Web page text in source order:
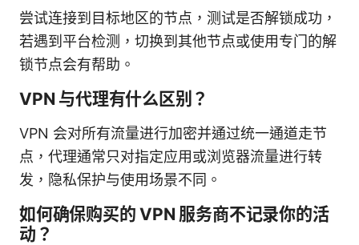
尝试连接到目标地区的节点，测试是否解锁成功，
若遇到平台检测，切换到其他节点或使用专门的解
锁节点会有帮助。
VPN 与代理有什么区别？
VPN 会对所有流量进行加密并通过统一通道走节
点，代理通常只对指定应用或浏览器流量进行转
发，隐私保护与使用场景不同。
如何确保购买的 VPN 服务商不记录你的活
动？